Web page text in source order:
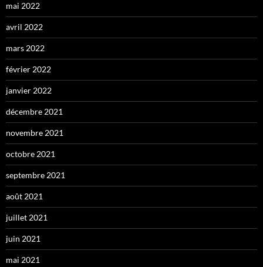
mai 2022
avril 2022
mars 2022
février 2022
janvier 2022
décembre 2021
novembre 2021
octobre 2021
septembre 2021
août 2021
juillet 2021
juin 2021
mai 2021